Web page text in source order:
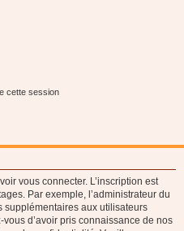
cette session
vous connecter. L’inscription est
Par exemple, l’administrateur du
supplémentaires aux utilisateurs
d’avoir pris connaissance de nos